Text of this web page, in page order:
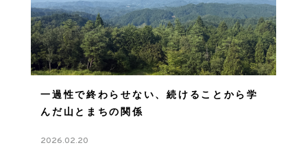
一過性で終わらせない、続けることから学
んだ山とまちの関係
2026.02.20